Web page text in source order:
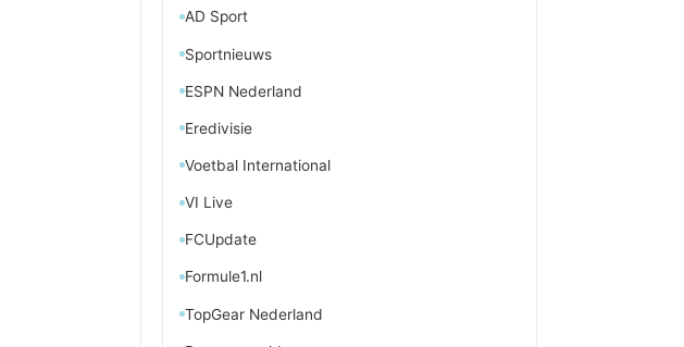
AD Sport
Sportnieuws
ESPN Nederland
Eredivisie
Voetbal International
VI Live
FCUpdate
Formule1.nl
TopGear Nederland